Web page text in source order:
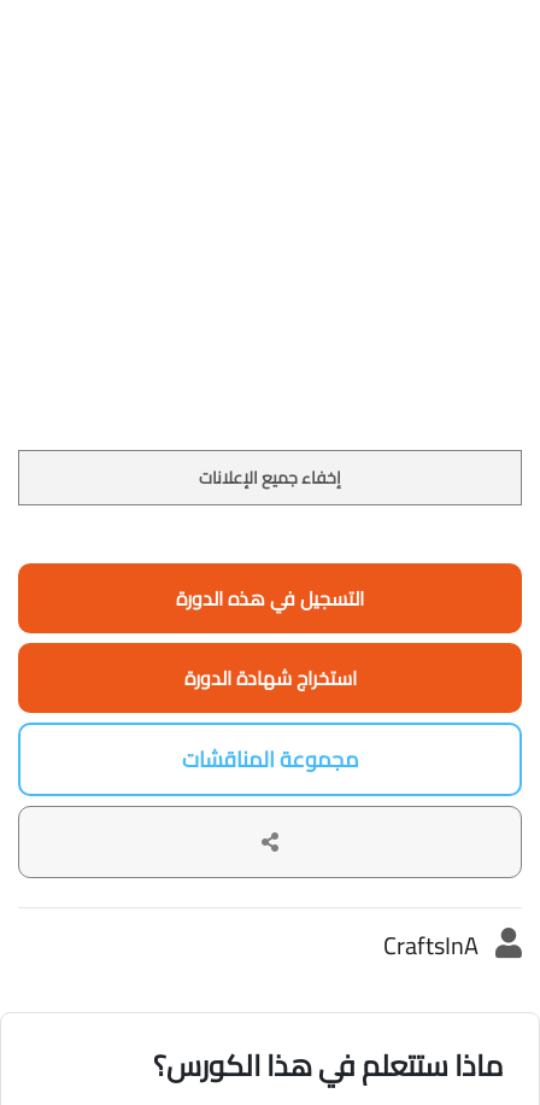
إخفاء جميع الإعلانات
التسجيل في هذه الدورة
استخراج شهادة الدورة
مجموعة المناقشات
CraftsInA
ماذا ستتعلم في هذا الكورس؟